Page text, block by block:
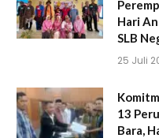
Hari
SLB
25 Juli
13
Bara,